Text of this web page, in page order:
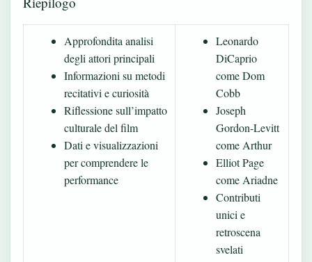
Approfondita analisi
degli attori principali
Informazioni su metodi
recitativi e curiosità
Riflessione sull’impatto
culturale del film
Dati e visualizzazioni
per comprendere le
performance
Leonardo
DiCaprio
come Dom
Cobb
Joseph
Gordon-Levitt
come Arthur
Elliot Page
come Ariadne
Contributi
unici e
retroscena
svelati